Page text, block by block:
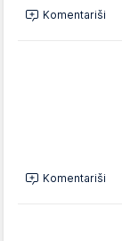
Komentariši
Komentariši